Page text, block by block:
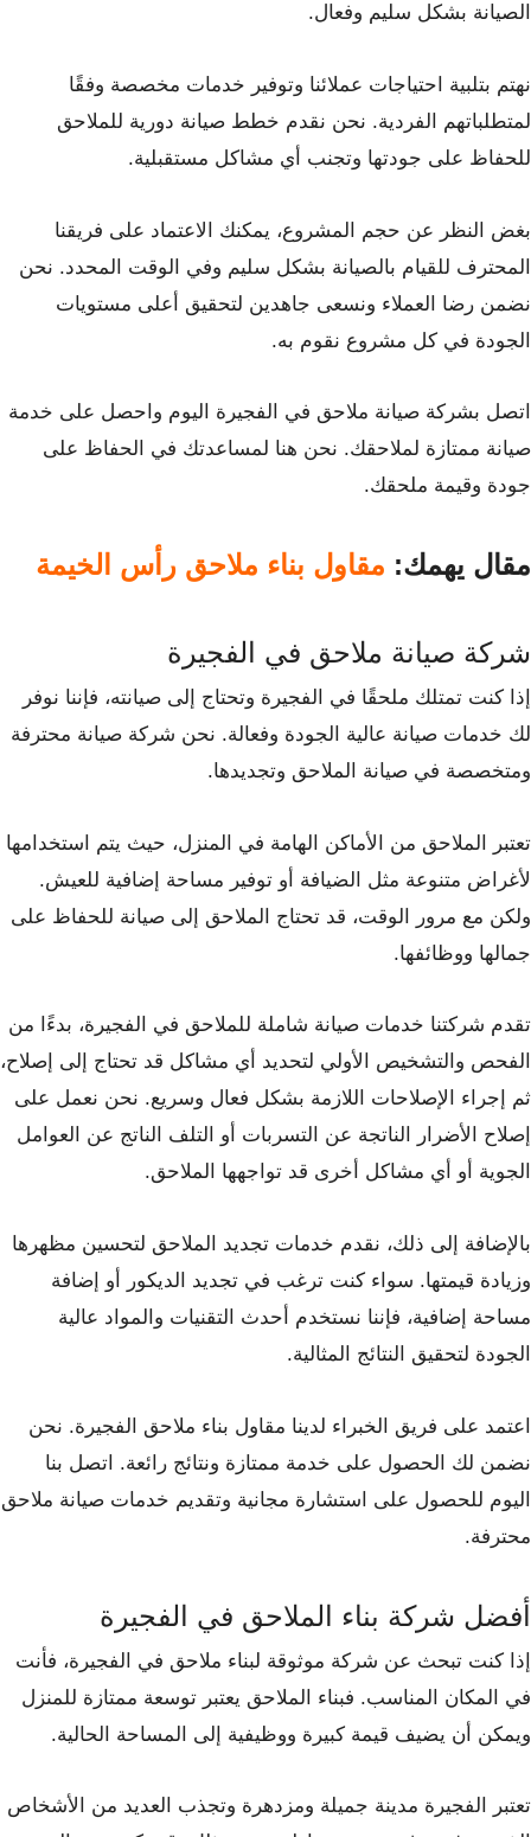
الصيانة بشكل سليم وفعال.
نهتم بتلبية احتياجات عملائنا وتوفير خدمات مخصصة وفقًا
لمتطلباتهم الفردية. نحن نقدم خطط صيانة دورية للملاحق
للحفاظ على جودتها وتجنب أي مشاكل مستقبلية.
بغض النظر عن حجم المشروع، يمكنك الاعتماد على فريقنا
المحترف للقيام بالصيانة بشكل سليم وفي الوقت المحدد. نحن
نضمن رضا العملاء ونسعى جاهدين لتحقيق أعلى مستويات
الجودة في كل مشروع نقوم به.
اتصل بشركة صيانة ملاحق في الفجيرة اليوم واحصل على خدمة
صيانة ممتازة لملاحقك. نحن هنا لمساعدتك في الحفاظ على
جودة وقيمة ملحقك.
مقال يهمك: مقاول بناء ملاحق رأس الخيمة
شركة صيانة ملاحق في الفجيرة
إذا كنت تمتلك ملحقًا في الفجيرة وتحتاج إلى صيانته، فإننا نوفر
لك خدمات صيانة عالية الجودة وفعالة. نحن شركة صيانة محترفة
ومتخصصة في صيانة الملاحق وتجديدها.
تعتبر الملاحق من الأماكن الهامة في المنزل، حيث يتم استخدامها
لأغراض متنوعة مثل الضيافة أو توفير مساحة إضافية للعيش.
ولكن مع مرور الوقت، قد تحتاج الملاحق إلى صيانة للحفاظ على
جمالها ووظائفها.
تقدم شركتنا خدمات صيانة شاملة للملاحق في الفجيرة، بدءًا من
الفحص والتشخيص الأولي لتحديد أي مشاكل قد تحتاج إلى إصلاح،
ثم إجراء الإصلاحات اللازمة بشكل فعال وسريع. نحن نعمل على
إصلاح الأضرار الناتجة عن التسربات أو التلف الناتج عن العوامل
الجوية أو أي مشاكل أخرى قد تواجهها الملاحق.
بالإضافة إلى ذلك، نقدم خدمات تجديد الملاحق لتحسين مظهرها
وزيادة قيمتها. سواء كنت ترغب في تجديد الديكور أو إضافة
مساحة إضافية، فإننا نستخدم أحدث التقنيات والمواد عالية
الجودة لتحقيق النتائج المثالية.
اعتمد على فريق الخبراء لدينا مقاول بناء ملاحق الفجيرة. نحن
نضمن لك الحصول على خدمة ممتازة ونتائج رائعة. اتصل بنا
اليوم للحصول على استشارة مجانية وتقديم خدمات صيانة ملاحق
محترفة.
أفضل شركة بناء الملاحق في الفجيرة
إذا كنت تبحث عن شركة موثوقة لبناء ملاحق في الفجيرة، فأنت
في المكان المناسب. فبناء الملاحق يعتبر توسعة ممتازة للمنزل
ويمكن أن يضيف قيمة كبيرة ووظيفية إلى المساحة الحالية.
تعتبر الفجيرة مدينة جميلة ومزدهرة وتجذب العديد من الأشخاص